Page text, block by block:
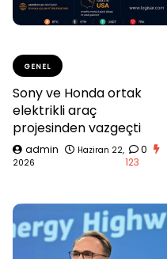
GENEL
Sony ve Honda ortak
elektrikli araç
projesinden vazgeçti
admin
Haziran 22,
2026
0
123